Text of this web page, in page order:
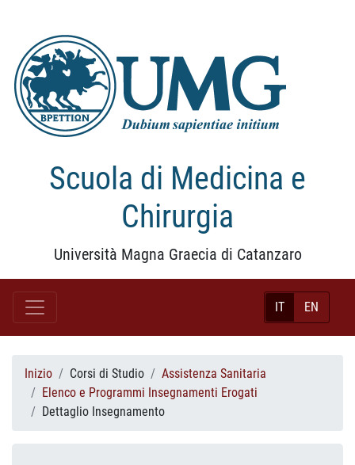
Scuola di Medicina e
Chirurgia
Università Magna Graecia di Catanzaro
IT EN
Inizio Corsi di Studio
Assistenza Sanitaria
Elenco e Programmi Insegnamenti Erogati
Dettaglio Insegnamento